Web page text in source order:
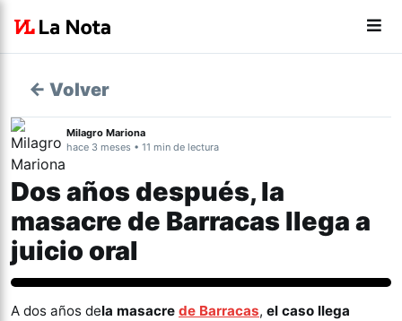
← Volver
Milagro Mariona
hace 3 meses • 11 min de lectura
Dos años después, la
masacre de Barracas llega a
juicio oral
Género y Diversidad
A dos años dela masacre de Barracas, el caso llega